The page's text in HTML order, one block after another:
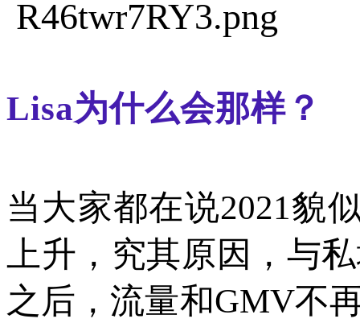
Lisa为什么会那样？
当大家都在说2021貌
上升，究其原因，与
之后，流量和GMV不